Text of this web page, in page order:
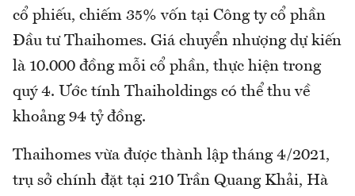
cổ phiếu, chiếm 35% vốn tại Công ty cổ phần
Đầu tư Thaihomes. Giá chuyển nhượng dự kiến
là 10.000 đồng mỗi cổ phần, thực hiện trong
quý 4. Ước tính Thaiholdings có thể thu về
khoảng 94 tỷ đồng.
Thaihomes vừa được thành lập tháng 4/2021,
trụ sở chính đặt tại 210 Trần Quang Khải, Hà